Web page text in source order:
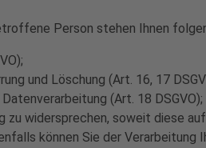
Person stehen Ihnen
und Löschung (Art. 16, 17
(Art. 18 DSGVO);
zu widersprechen, soweit diese
können Sie der Verarbeitung